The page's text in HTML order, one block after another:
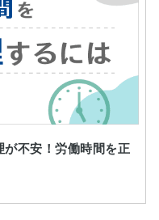
不安！労働時間を正